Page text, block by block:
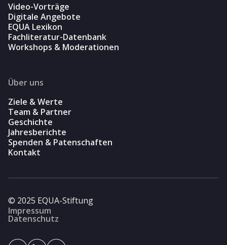
Video-Vorträge
Digitale Angebote
EQUA Lexikon
Fachliteratur-Datenbank
Workshops & Moderationen
Über uns
Ziele & Werte
Team & Partner
Geschichte
Jahresberichte
Spenden & Patenschaften
Kontakt
© 2025 EQUA-Stiftung
Impressum
Datenschutz